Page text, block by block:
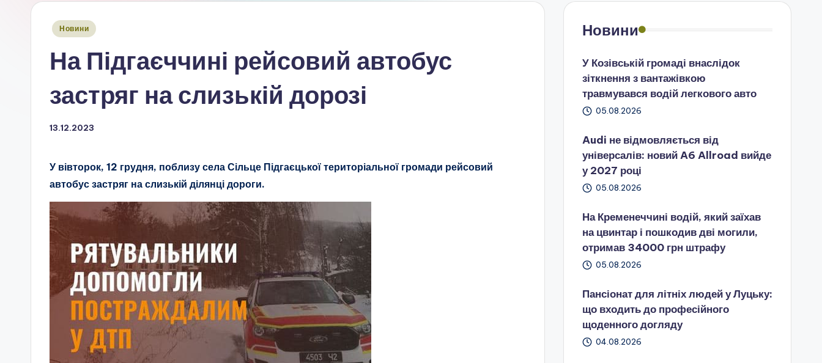
Опубліковано
Новини
На Підгаєччині рейсовий автобус
застряг на слизькій дорозі
13.12.2023
У вівторок, 12 грудня, поблизу села Сільце Підгаєцької територіальної громади рейсовий
автобус застряг на слизькій ділянці дороги.
Новини
У Козівській громаді внаслідок
зіткнення з вантажівкою
травмувався водій легкового авто
05.08.2026
Audi не відмовляється від
універсалів: новий A6 Allroad вийде
у 2027 році
05.08.2026
На Кременеччині водій, який заїхав
на цвинтар і пошкодив дві могили,
отримав 34000 грн штрафу
05.08.2026
Пансіонат для літніх людей у Луцьку:
що входить до професійного
щоденного догляду
04.08.2026